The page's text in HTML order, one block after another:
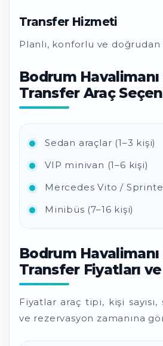
Transfer Hizmeti
Planlı, konforlu ve doğrudan
Bodrum
Transfer Araç
Sedan araçlar (1–3 kişi)
VIP minivan (1–6 kişi)
Mercedes Vito /
Minibüs (7–16 kişi)
Bodrum
Transfer Fiyatları
Fiyatlar araç tipi, kişi
ve rezervasyon zamanına